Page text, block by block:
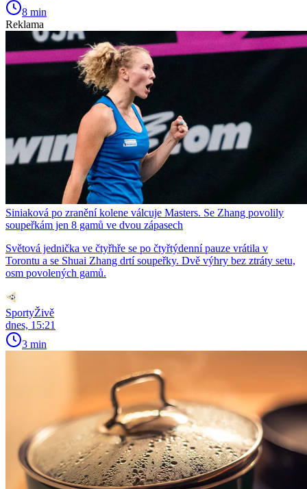
8 min
Reklama
Siniaková po zranění kolene válcuje Masters. Se Zhang povolily
soupeřkám jen 8 gamů ve dvou zápasech
Světová jednička ve čtyřhře se po čtyřtýdenní pauze vrátila v
Torontu a se Shuai Zhang drtí soupeřky. Dvě výhry bez ztráty setu,
osm povolených gamů.
SportyŽivě
dnes, 15:21
3 min